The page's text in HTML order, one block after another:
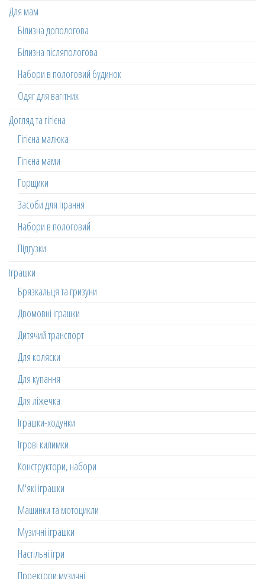
Для мам
Білизна допологова
Білизна післяпологова
Набори в пологовий будинок
Одяг для вагітних
Догляд та гігієна
Гігієна малюка
Гігієна мами
Горщики
Засоби для прання
Набори в пологовий
Підгузки
Іграшки
Брязкальця та гризуни
Двомовні іграшки
Дитячий транспорт
Для коляски
Для купання
Для ліжечка
Іграшки-ходунки
Ігрові килимки
Конструктори, набори
М'які іграшки
Машинки та мотоцикли
Музичні іграшки
Настільні ігри
Проектори музичні